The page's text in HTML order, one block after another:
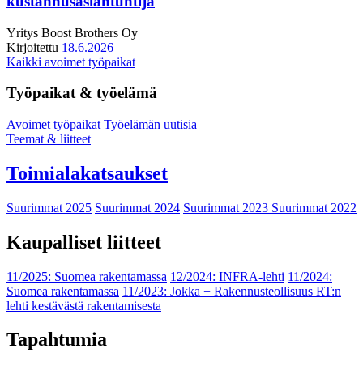
Yritys Boost Brothers Oy
Kirjoitettu 18.6.2026
Kaikki avoimet työpaikat
Työpaikat & työelämä
Avoimet työpaikat Työelämän uutisia
Teemat & liitteet
Toimialakatsaukset
Suurimmat 2025 Suurimmat 2024 Suurimmat 2023 Suurimmat 2022
Kaupalliset liitteet
11/2025: Suomea rakentamassa 12/2024: INFRA-lehti 11/2024:
Suomea rakentamassa 11/2023: Jokka − Rakennusteollisuus RT:n
lehti kestävästä rakentamisesta
Tapahtumia